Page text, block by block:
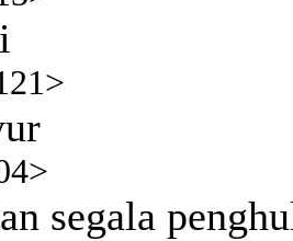
segala